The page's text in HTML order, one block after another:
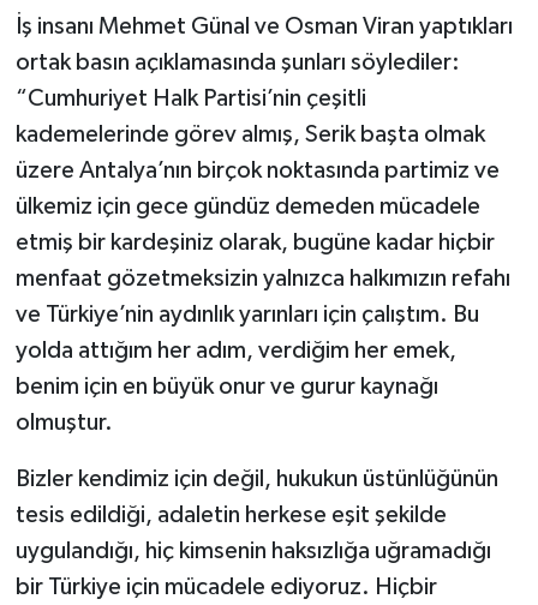
İş insanı Mehmet Günal ve Osman Viran yaptıkları
ortak basın açıklamasında şunları söylediler:
“Cumhuriyet Halk Partisi’nin çeşitli
kademelerinde görev almış, Serik başta olmak
üzere Antalya’nın birçok noktasında partimiz ve
ülkemiz için gece gündüz demeden mücadele
etmiş bir kardeşiniz olarak, bugüne kadar hiçbir
menfaat gözetmeksizin yalnızca halkımızın refahı
ve Türkiye’nin aydınlık yarınları için çalıştım. Bu
yolda attığım her adım, verdiğim her emek,
benim için en büyük onur ve gurur kaynağı
olmuştur.
Bizler kendimiz için değil, hukukun üstünlüğünün
tesis edildiği, adaletin herkese eşit şekilde
uygulandığı, hiç kimsenin haksızlığa uğramadığı
bir Türkiye için mücadele ediyoruz. Hiçbir